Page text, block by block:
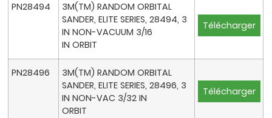
PN28494
3M(TM) RANDOM ORBITAL
SANDER, ELITE SERIES, 28494, 3
IN NON-VACUUM 3/16
IN ORBIT
Télécharger
PN28496
3M(TM) RANDOM ORBITAL
SANDER, ELITE SERIES, 28496, 3
IN NON-VAC 3/32 IN
ORBIT
Télécharger